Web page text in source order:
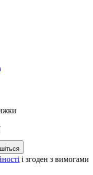
і згоден з вимогами